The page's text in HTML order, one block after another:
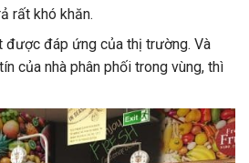
rất khó khăn.
được đáp ứng của thị trường. Và
của nhà phân phối trong vùng, thì